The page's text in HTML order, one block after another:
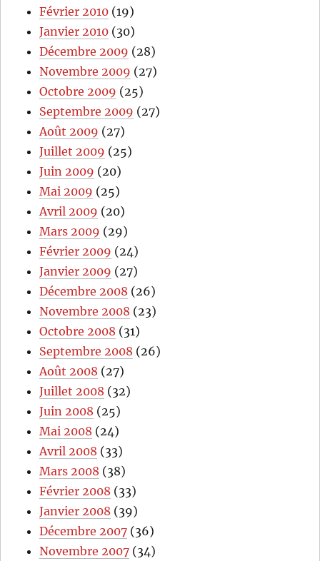
Février 2010 (19)
Janvier 2010 (30)
Décembre 2009 (28)
Novembre 2009 (27)
Octobre 2009 (25)
Septembre 2009 (27)
Août 2009 (27)
Juillet 2009 (25)
Juin 2009 (20)
Mai 2009 (25)
Avril 2009 (20)
Mars 2009 (29)
Février 2009 (24)
Janvier 2009 (27)
Décembre 2008 (26)
Novembre 2008 (23)
Octobre 2008 (31)
Septembre 2008 (26)
Août 2008 (27)
Juillet 2008 (32)
Juin 2008 (25)
Mai 2008 (24)
Avril 2008 (33)
Mars 2008 (38)
Février 2008 (33)
Janvier 2008 (39)
Décembre 2007 (36)
Novembre 2007 (34)